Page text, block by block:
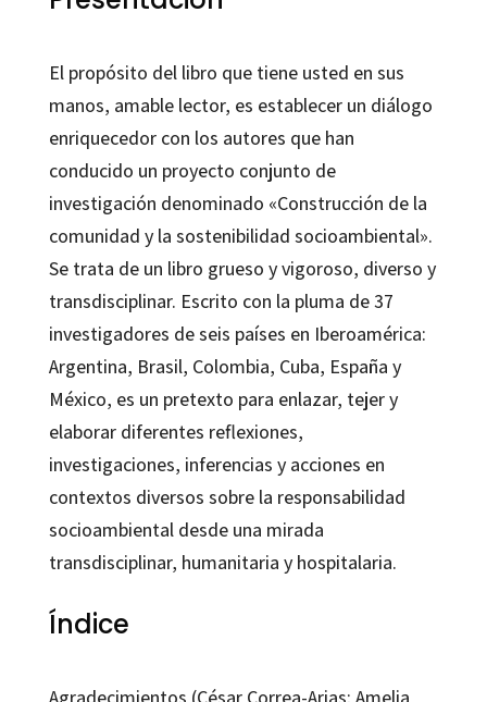
El propósito del libro que tiene usted en sus
manos, amable lector, es establecer un diálogo
enriquecedor con los autores que han
conducido un proyecto conjunto de
investigación denominado «Construcción de la
comunidad y la sostenibilidad socioambiental».
Se trata de un libro grueso y vigoroso, diverso y
transdisciplinar. Escrito con la pluma de 37
investigadores de seis países en Iberoamérica:
Argentina, Brasil, Colombia, Cuba, España y
México, es un pretexto para enlazar, tejer y
elaborar diferentes reflexiones,
investigaciones, inferencias y acciones en
contextos diversos sobre la responsabilidad
socioambiental desde una mirada
transdisciplinar, humanitaria y hospitalaria.
Índice
Agradecimientos (César Correa-Arias; Amelia